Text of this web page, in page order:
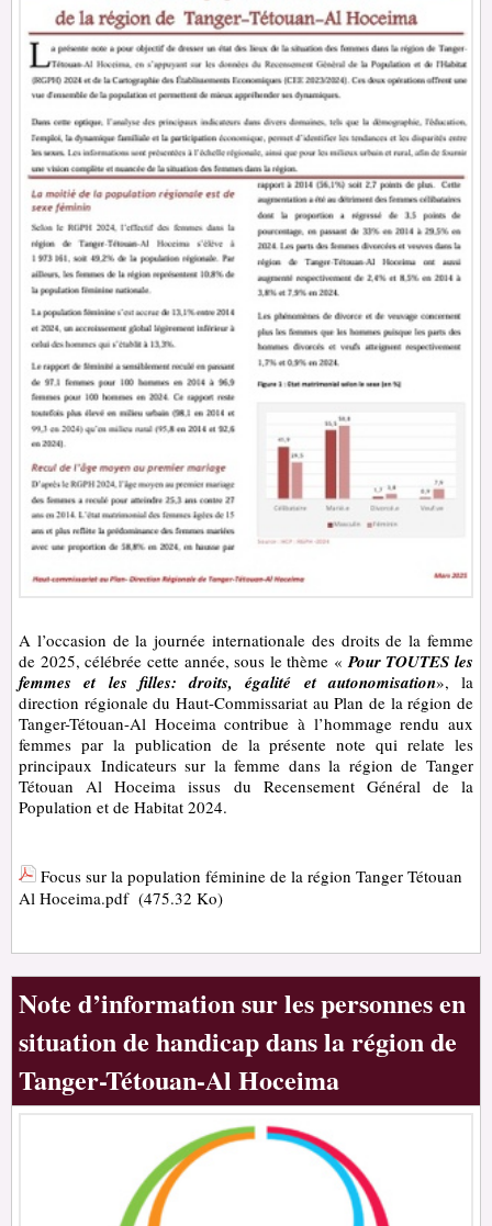
A l’occasion de la journée internationale des droits de la femme
de 2025, célébrée cette année, sous le thème « Pour TOUTES les
femmes et les filles: droits, égalité et autonomisation», la
direction régionale du Haut-Commissariat au Plan de la région de
Tanger-Tétouan-Al Hoceima contribue à l’hommage rendu aux
femmes par la publication de la présente note qui relate les
principaux Indicateurs sur la femme dans la région de Tanger
Tétouan Al Hoceima issus du Recensement Général de la
Population et de Habitat 2024.
Focus sur la population féminine de la région Tanger Tétouan
Al Hoceima.pdf (475.32 Ko)
Note d’information sur les personnes en
situation de handicap dans la région de
Tanger-Tétouan-Al Hoceima